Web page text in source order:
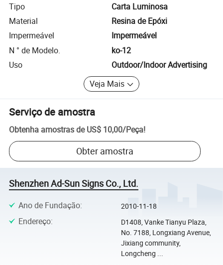
Tipo
Carta Luminosa
Material
Resina de Epóxi
Impermeável
Impermeável
N ° de Modelo.
ko-12
Uso
Outdoor/Indoor Advertising
Veja Mais
Serviço de amostra
Obtenha amostras de US$ 10,00/Peça!
Obter amostra
Shenzhen Ad-Sun Signs Co., Ltd.
Ano de Fundação: 2010-11-18
Endereço:
D1408, Vanke Tianyu Plaza,
No. 7188, Longxiang Avenue,
Jixiang community,
Longcheng ...